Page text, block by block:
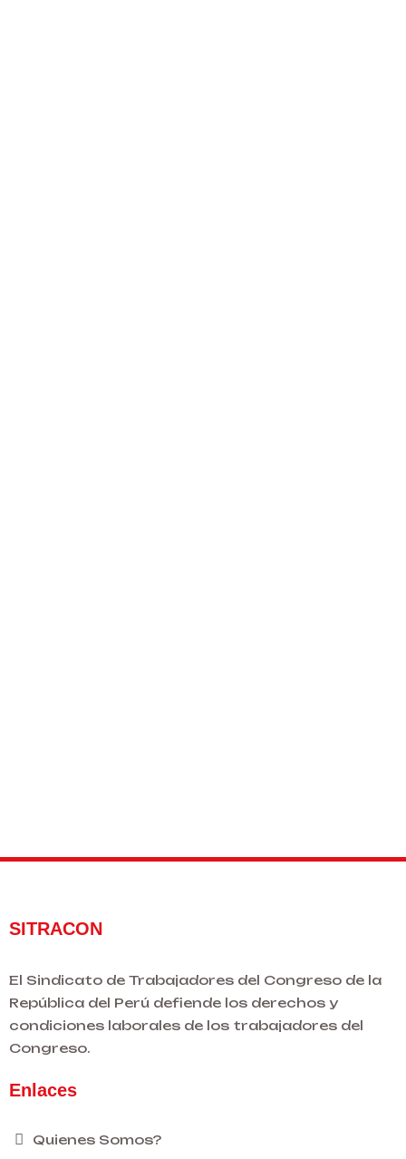
SITRACON
El Sindicato de Trabajadores del Congreso de la
República del Perú defiende los derechos y
condiciones laborales de los trabajadores del
Congreso.
Enlaces
Quienes Somos?